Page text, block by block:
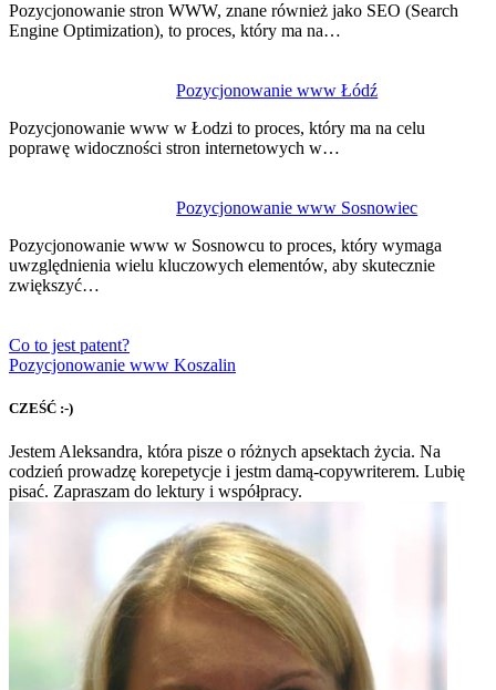
Pozycjonowanie stron WWW, znane również jako SEO (Search
Engine Optimization), to proces, który ma na…
Pozycjonowanie www Łódź
Pozycjonowanie www w Łodzi to proces, który ma na celu
poprawę widoczności stron internetowych w…
Pozycjonowanie www Sosnowiec
Pozycjonowanie www w Sosnowcu to proces, który wymaga
uwzględnienia wielu kluczowych elementów, aby skutecznie
zwiększyć…
Co to jest patent?
Pozycjonowanie www Koszalin
CZEŚĆ :-)
Jestem Aleksandra, która pisze o różnych apsektach życia. Na
codzień prowadzę korepetycje i jestm damą-copywriterem. Lubię
pisać. Zapraszam do lektury i współpracy.